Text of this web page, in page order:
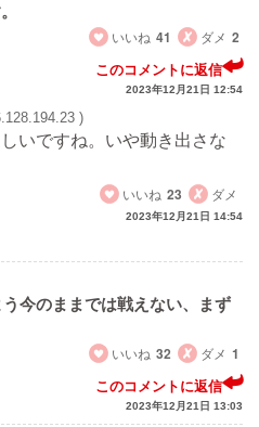
いいね 41 ダメ 2
このコメントに返信
2023年12月21日 12:54
)
いですね。いや動き出さな
いいね 23 ダメ
2023年12月21日 14:54
今のままでは戦えない、まず
いいね 32 ダメ 1
このコメントに返信
2023年12月21日 13:03